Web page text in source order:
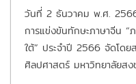
วันที่ 2 ธันวาคม พ.ศ. 2566
การแข่งขันทักษะภาษาจีน “
ใต้” ประจำปี 2566 จัดโด
ศิลปศาสตร์ มหาวิทยาลัยส